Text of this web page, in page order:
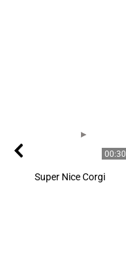
00:30
Super Nice Corgi